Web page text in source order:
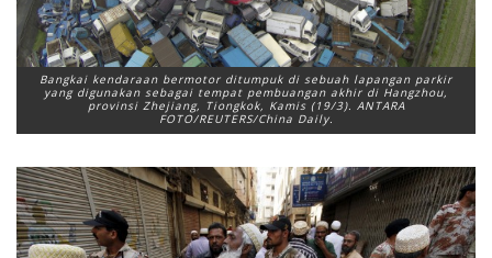
Bangkai kendaraan bermotor ditumpuk di sebuah lapangan parkir
yang digunakan sebagai tempat pembuangan akhir di Hangzhou,
provinsi Zhejiang, Tiongkok, Kamis (19/3). ANTARA
FOTO/REUTERS/China Daily.